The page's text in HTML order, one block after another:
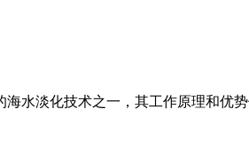
海水淡化技术之一，其工作原理和优